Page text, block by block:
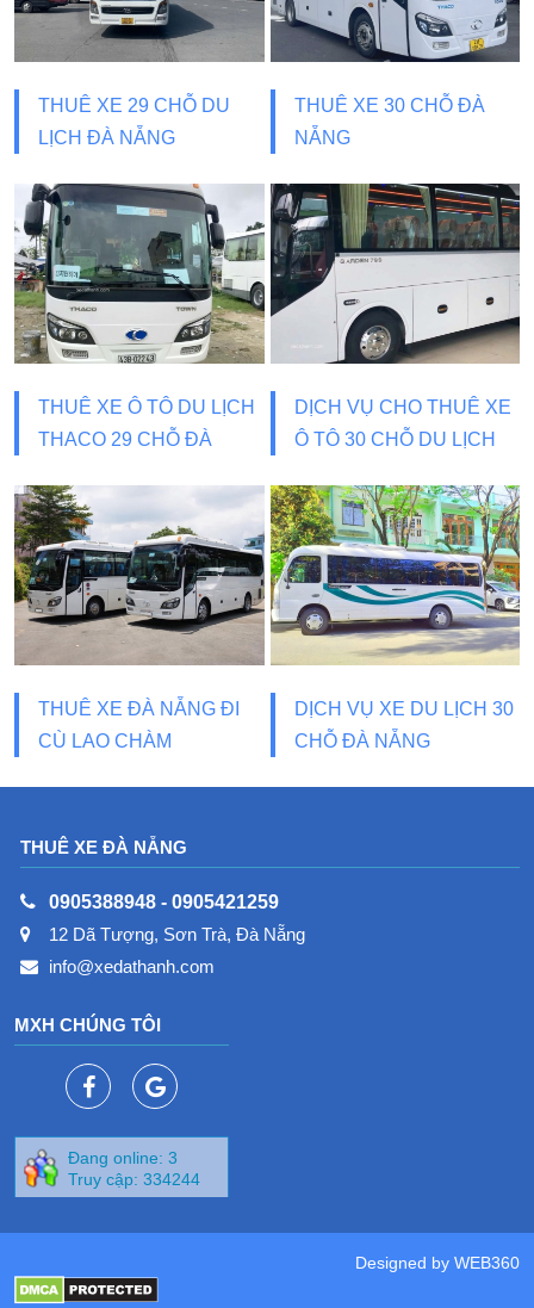
THUÊ XE 29 CHỖ DU
LỊCH ĐÀ NẴNG
THUÊ XE 30 CHỖ ĐÀ
NẴNG
THUÊ XE Ô TÔ DU LỊCH
THACO 29 CHỖ ĐÀ
DỊCH VỤ CHO THUÊ XE
Ô TÔ 30 CHỖ DU LỊCH
THUÊ XE ĐÀ NẴNG ĐI
CÙ LAO CHÀM
DỊCH VỤ XE DU LỊCH 30
CHỖ ĐÀ NẴNG
THUÊ XE ĐÀ NẴNG
0905388948 - 0905421259
12 Dã Tượng, Sơn Trà, Đà Nẵng
info@xedathanh.com
MXH CHÚNG TÔI
Đang online: 3
Truy cập: 334244
Designed by WEB360